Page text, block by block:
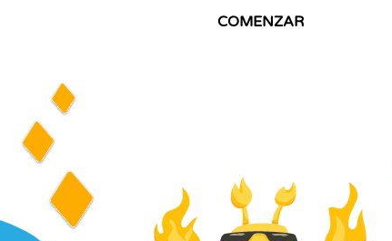
COMENZAR